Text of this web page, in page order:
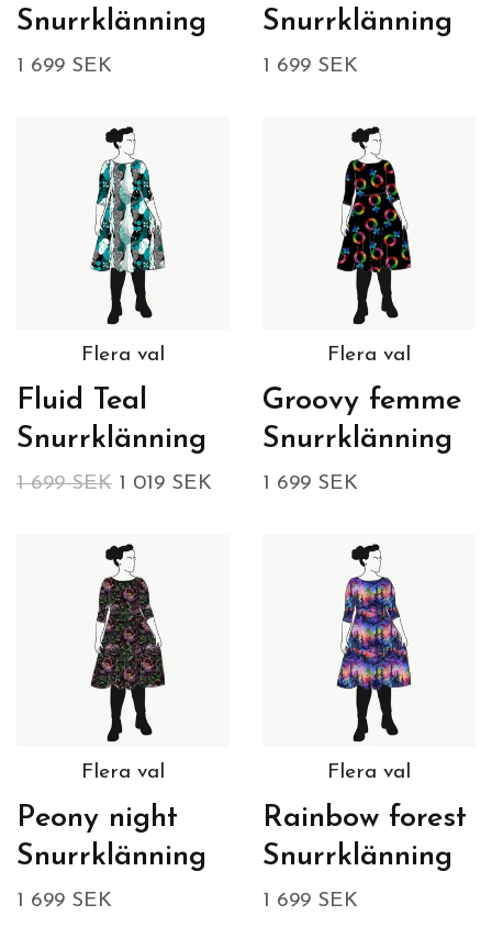
Snurrklänning
1 699 SEK
Snurrklänning
1 699 SEK
Flera val
Fluid Teal
Snurrklänning
1 699 SEK 1 019 SEK
Flera val
Groovy femme
Snurrklänning
1 699 SEK
Flera val
Peony night
Snurrklänning
1 699 SEK
Flera val
Rainbow forest
Snurrklänning
1 699 SEK